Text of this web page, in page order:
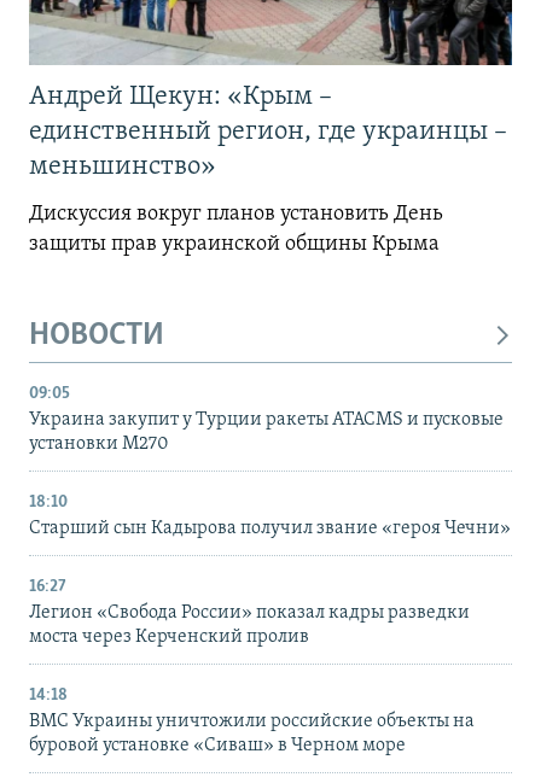
Андрей Щекун: «Крым –
единственный регион, где украинцы –
меньшинство»
Дискуссия вокруг планов установить День
защиты прав украинской общины Крыма
НОВОСТИ
09:05
Украина закупит у Турции ракеты ATACMS и пусковые
установки M270
18:10
Старший сын Кадырова получил звание «героя Чечни»
16:27
Легион «Свобода России» показал кадры разведки
моста через Керченский пролив
14:18
ВМС Украины уничтожили российские объекты на
буровой установке «Сиваш» в Черном море